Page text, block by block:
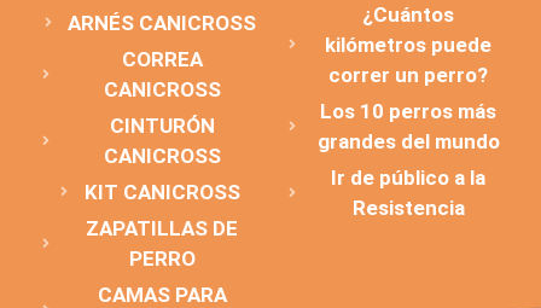
ARNÉS CANICROSS
CORREA
CANICROSS
CINTURÓN
CANICROSS
KIT CANICROSS
ZAPATILLAS DE
PERRO
CAMAS PARA
¿Cuántos
kilómetros puede
correr un perro?
Los 10 perros más
grandes del mundo
Ir de público a la
Resistencia